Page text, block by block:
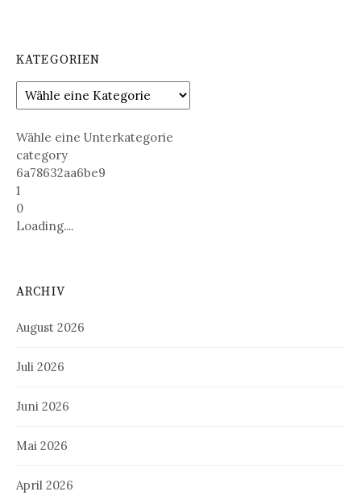
KATEGORIEN
Wähle eine Unterkategorie
category
6a78632aa6be9
1
0
Loading....
ARCHIV
August 2026
Juli 2026
Juni 2026
Mai 2026
April 2026